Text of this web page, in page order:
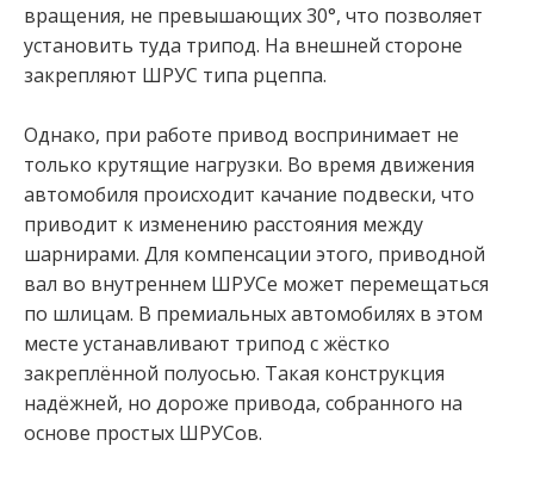
вращения, не превышающих 30°, что позволяет
установить туда трипод. На внешней стороне
закрепляют ШРУС типа рцеппа.
Однако, при работе привод воспринимает не
только крутящие нагрузки. Во время движения
автомобиля происходит качание подвески, что
приводит к изменению расстояния между
шарнирами. Для компенсации этого, приводной
вал во внутреннем ШРУСе может перемещаться
по шлицам. В премиальных автомобилях в этом
месте устанавливают трипод с жёстко
закреплённой полуосью. Такая конструкция
надёжней, но дороже привода, собранного на
основе простых ШРУСов.